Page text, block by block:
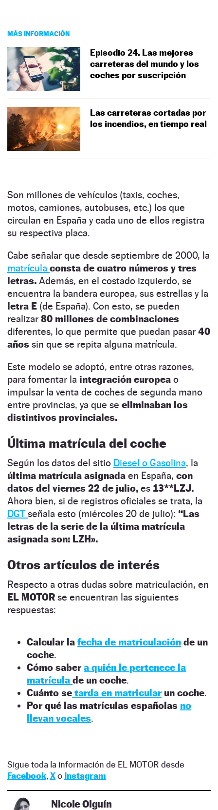
MÁS INFORMACIÓN
Episodio 24. Las mejores
carreteras del mundo y los
coches por suscripción
Las carreteras cortadas por
los incendios, en tiempo real
Son millones de vehículos (taxis, coches,
motos, camiones, autobuses, etc.) los que
circulan en España y cada uno de ellos registra
su respectiva placa.
Cabe señalar que desde septiembre de 2000, la
matrícula consta de cuatro números y tres
letras. Además, en el costado izquierdo, se
encuentra la bandera europea, sus estrellas y la
letra E (de España). Con esto, se pueden
realizar 80 millones de combinaciones
diferentes, lo que permite que puedan pasar 40
años sin que se repita alguna matrícula.
Este modelo se adoptó, entre otras razones,
para fomentar la integración europea o
impulsar la venta de coches de segunda mano
entre provincias, ya que se eliminaban los
distintivos provinciales.
Última matrícula del coche
Según los datos del sitio Diesel o Gasolina, la
última matrícula asignada en España, con
datos del viernes 22 de julio, es 13**LZJ.
Ahora bien, si de registros oficiales se trata, la
DGT señala esto (miércoles 20 de julio): “Las
letras de la serie de la última matrícula
asignada son: LZH».
Otros artículos de interés
Respecto a otras dudas sobre matriculación, en
EL MOTOR se encuentran las siguientes
respuestas:
Calcular la fecha de matriculación de un
coche.
Cómo sabera quién le pertenece la
matrícula de un coche.
Cuánto se tarda en matricularun coche.
Por qué las matrículas españolas no
llevan vocales.
Sigue toda la información de EL MOTOR desde
Facebook, Xo Instagram
Nicole Olguín